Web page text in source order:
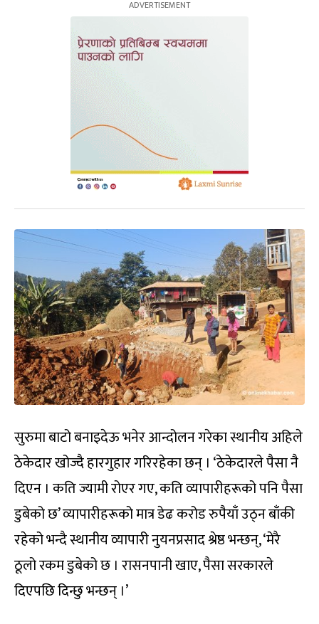
सुरुमा बाटो बनाइदेऊ भनेर आन्दोलन गरेका स्थानीय अहिले
ठेकेदार खोज्दै हारगुहार गरिरहेका छन् । ‘ठेकेदारले पैसा नै
दिएन । कति ज्यामी रोएर गए, कति व्यापारीहरूको पनि पैसा
डुबेको छ’ व्यापारीहरूको मात्र डेढ करोड रुपैयाँ उठ्न बाँकी
रहेको भन्दै स्थानीय व्यापारी नुयनप्रसाद श्रेष्ठ भन्छन्, ‘मेरै
ठूलो रकम डुबेको छ । रासनपानी खाए, पैसा सरकारले
दिएपछि दिन्छु भन्छन् ।’